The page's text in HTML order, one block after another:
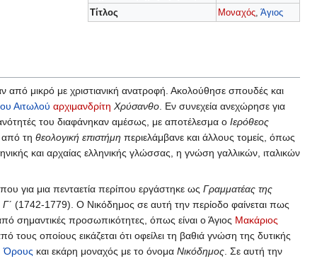
Τίτλος
Μοναχός Άγιος
μικρό με χριστιανική ανατροφή. Ακολούθησε σπουδές και
Αιτωλού αρχιμανδρίτη Χρύσανθο . Εν συνεχεία ανεχώρησε για
του διαφάνηκαν αμέσως, με αποτέλεσμα ο Ιερόθεος
τη θεολογική επιστήμη περιελάμβανε και άλλους τομείς, όπως
και αρχαίας ελληνικής γλώσσας, η γνώση γαλλικών, ιταλικών
για μια πενταετία περίπου εργάστηκε ως Γραμματέας της
(1742-1779). Ο Νικόδημος σε αυτή την περίοδο φαίνεται πως
σημαντικές προσωπικότητες, όπως είναι ο Άγιος Μακάριος
τους οποίους εικάζεται ότι οφείλει τη βαθιά γνώση της δυτικής
Όρους και εκάρη μοναχός με το όνομα Νικόδημος . Σε αυτή την